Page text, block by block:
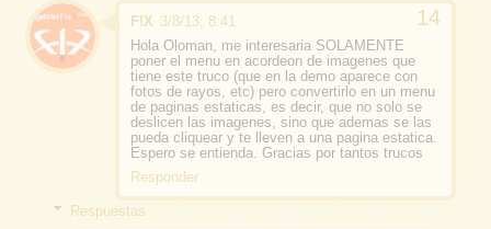
F!X 3/8/13, 8:41
Hola Oloman, me interesaria SOLAMENTE
poner el menu en acordeon de imagenes que
tiene este truco (que en la demo aparece con
fotos de rayos, etc) pero convertirlo en un menu
de paginas estaticas, es decir, que no solo se
deslicen las imagenes, sino que ademas se las
pueda cliquear y te lleven a una pagina estatica.
Espero se entienda. Gracias por tantos trucos
Responder
Respuestas